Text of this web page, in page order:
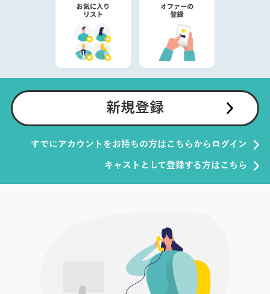
新規登録
すでにアカウントをお持ちの方はこちらからログイン
キャストとして登録する方はこちら